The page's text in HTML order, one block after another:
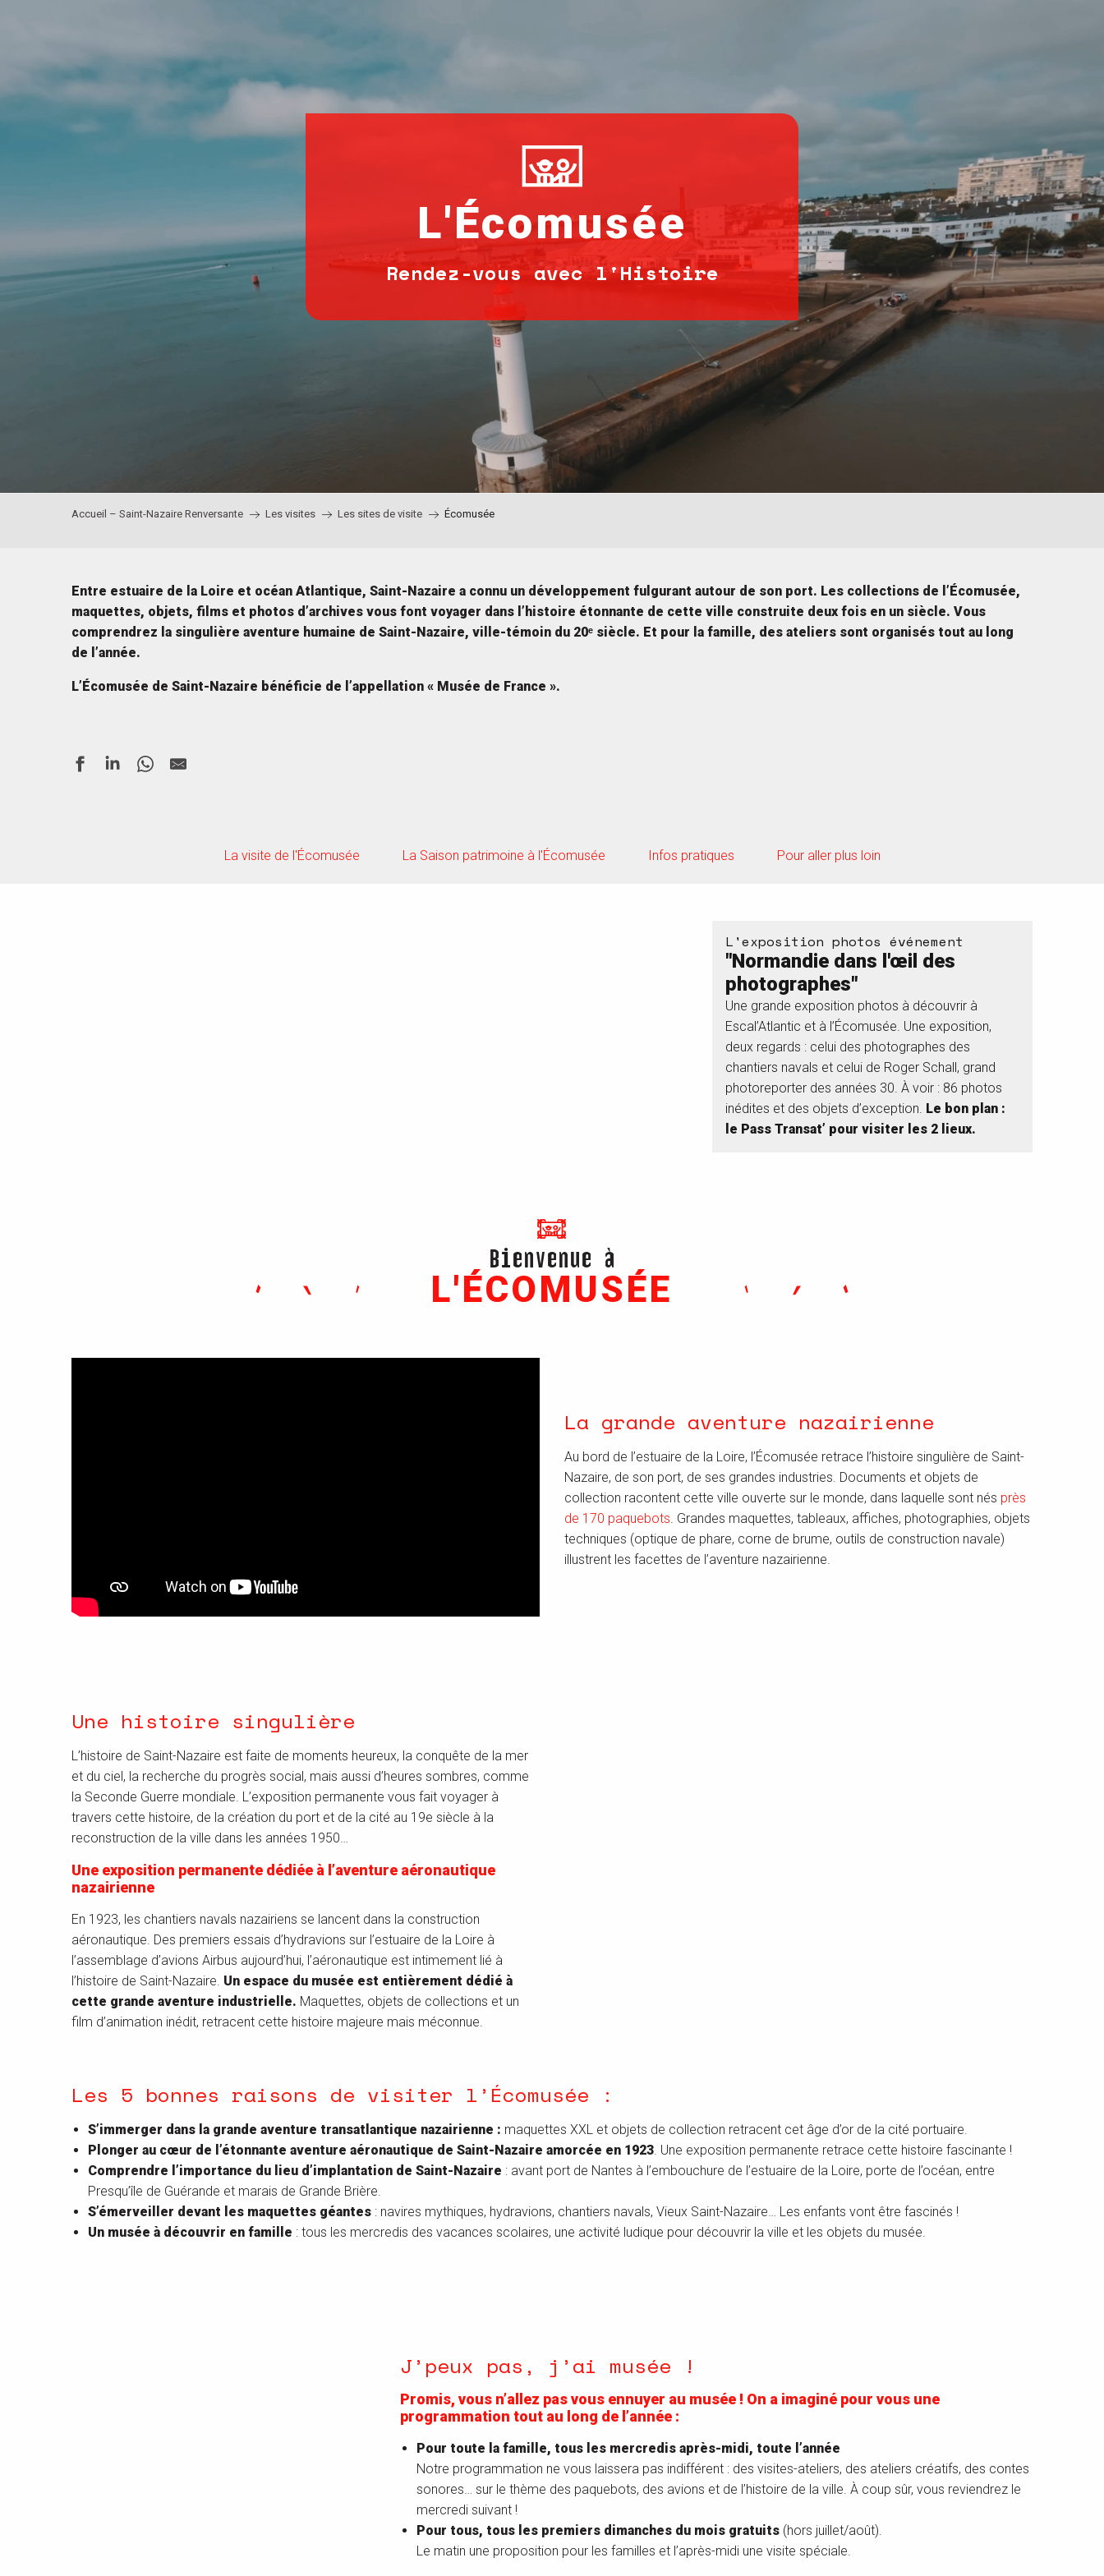
L'Écomusée
Rendez-vous avec l'Histoire
Accueil – Saint-Nazaire Renversante Les visites Les sites de visite Écomusée
Entre estuaire de la Loire et océan Atlantique, Saint-Nazaire a connu un développement fulgurant autour de son port. Les collections de l’Écomusée,
maquettes, objets, films et photos d’archives vous font voyager dans l’histoire étonnante de cette ville construite deux fois en un siècle. Vous
comprendrez la singulière aventure humaine de Saint-Nazaire, ville-témoin du 20ᵉ siècle. Et pour la famille, des ateliers sont organisés tout au long
de l’année.
L’Écomusée de Saint-Nazaire bénéficie de l’appellation « Musée de France ».
La visite de l'Écomusée La Saison patrimoine à l'Écomusée Infos pratiques Pour aller plus loin
L'exposition photos événement
"Normandie dans l'œil des
photographes"
Une grande exposition photos à découvrir à
Escal’Atlantic et à l’Écomusée. Une exposition,
deux regards : celui des photographes des
chantiers navals et celui de Roger Schall, grand
photoreporter des années 30. À voir : 86 photos
inédites et des objets d’exception. Le bon plan :
le Pass Transat’ pour visiter les 2 lieux.
Bienvenue à
L'ÉCOMUSÉE
La grande aventure nazairienne
Au bord de l’estuaire de la Loire, l’Écomusée retrace l’histoire singulière de Saint-
Nazaire, de son port, de ses grandes industries. Documents et objets de
collection racontent cette ville ouverte sur le monde, dans laquelle sont nés près
de 170 paquebots . Grandes maquettes, tableaux, affiches, photographies, objets
techniques (optique de phare, corne de brume, outils de construction navale)
illustrent les facettes de l’aventure nazairienne.
Une histoire singulière
L’histoire de Saint-Nazaire est faite de moments heureux, la conquête de la mer
et du ciel, la recherche du progrès social, mais aussi d’heures sombres, comme
la Seconde Guerre mondiale. L’exposition permanente vous fait voyager à
travers cette histoire, de la création du port et de la cité au 19e siècle à la
reconstruction de la ville dans les années 1950…
Une exposition permanente dédiée à l’aventure aéronautique
nazairienne
En 1923, les chantiers navals nazairiens se lancent dans la construction
aéronautique. Des premiers essais d’hydravions sur l’estuaire de la Loire à
l’assemblage d’avions Airbus aujourd’hui, l’aéronautique est intimement lié à
l’histoire de Saint-Nazaire. Un espace du musée est entièrement dédié à
cette grande aventure industrielle. Maquettes, objets de collections et un
film d’animation inédit, retracent cette histoire majeure mais méconnue.
Les 5 bonnes raisons de visiter l’Écomusée :
S’immerger dans la grande aventure transatlantique nazairienne : maquettes XXL et objets de collection retracent cet âge d’or de la cité portuaire.
Plonger au cœur de l’étonnante aventure aéronautique de Saint-Nazaire amorcée en 1923 . Une exposition permanente retrace cette histoire fascinante !
Comprendre l’importance du lieu d’implantation de Saint-Nazaire : avant port de Nantes à l’embouchure de l’estuaire de la Loire, porte de l’océan, entre
Presqu’île de Guérande et marais de Grande Brière.
S’émerveiller devant les maquettes géantes : navires mythiques, hydravions, chantiers navals, Vieux Saint-Nazaire… Les enfants vont être fascinés !
Un musée à découvrir en famille : tous les mercredis des vacances scolaires, une activité ludique pour découvrir la ville et les objets du musée.
J’peux pas, j’ai musée !
Promis, vous n’allez pas vous ennuyer au musée ! On a imaginé pour vous une
programmation tout au long de l’année :
Pour toute la famille, tous les mercredis après-midi, toute l’année
Notre programmation ne vous laissera pas indifférent : des visites-ateliers, des ateliers créatifs, des contes
sonores… sur le thème des paquebots, des avions et de l’histoire de la ville. À coup sûr, vous reviendrez le
mercredi suivant !
Pour tous, tous les premiers dimanches du mois gratuits (hors juillet/août).
Le matin une proposition pour les familles et l’après-midi une visite spéciale.